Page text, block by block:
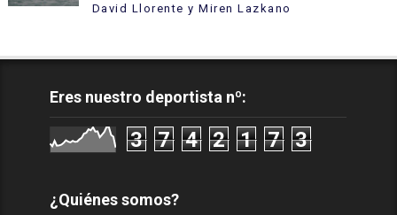
David Llorente y Miren Lazkano
Eres nuestro deportista nº:
3 7 4 2 1 7 3
¿Quiénes somos?